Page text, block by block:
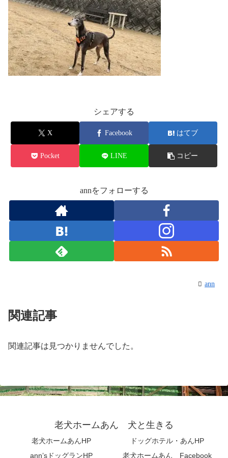
シェアする
X Facebook はてブ
Pocket LINE コピー
annをフォローする
ann
関連記事
関連記事は見つかりませんでした。
老犬ホームあん 犬と生きる
老犬ホームあんHP
ドッグホテル・あんHP
ann’sドッグランHP
老犬ホームあん Facebook